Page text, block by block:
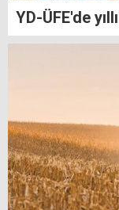
YD-ÜFE'de